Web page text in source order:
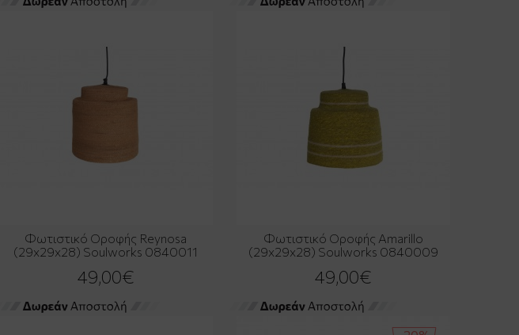
Φωτιστικό Οροφής Reynosa
(29x29x28) Soulworks 0840011
49,00€
Φωτιστικό Οροφής Amarillo
(29x29x28) Soulworks 0840009
49,00€